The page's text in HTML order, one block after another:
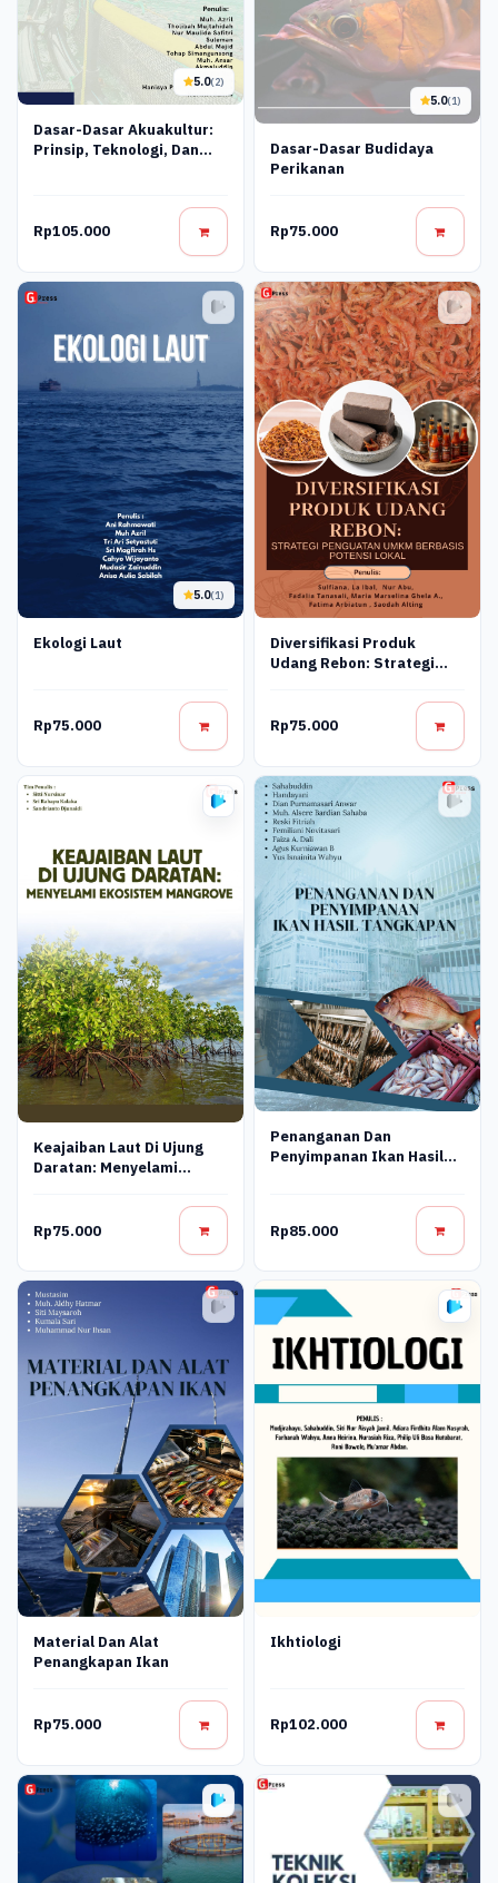
5.0(2)
Dasar-Dasar Akuakultur:
Prinsip, Teknologi, Dan
Rp105.000
5.0(1)
Dasar-Dasar Budidaya
Perikanan
Rp75.000
5.0(1)
Ekologi Laut
Rp75.000
Diversifikasi Produk
Udang Rebon: Strategi
Rp75.000
Keajaiban Laut Di Ujung
Daratan: Menyelami
Rp75.000
Penanganan Dan
Penyimpanan Ikan Hasil
Rp85.000
Material Dan Alat
Penangkapan Ikan
Rp75.000
Ikhtiologi
Rp102.000